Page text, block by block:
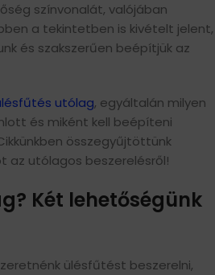
színvonalát, valójában
a tekintetben is kivételt jelent,
és szakszerűen beépítjük az
utólag, egyáltalán milyen
és miként kell beépíteni
összegyűjtöttünk
az utólagos beszerelésről!
Két lehetőségünk
ülésfűtést beszerelni,